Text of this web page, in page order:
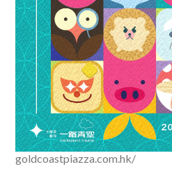
goldcoastpiazza.com.hk/